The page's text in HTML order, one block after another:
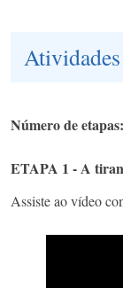
Atividades
Número de etapas
ETAPA 1 - A
Assiste ao vídeo